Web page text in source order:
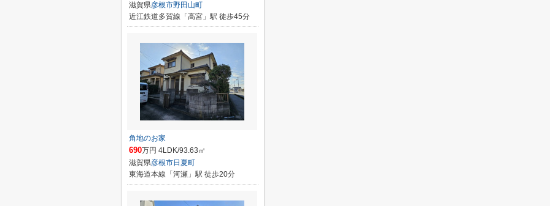
滋賀県彦根市野田山町
近江鉄道多賀線「高宮」駅 徒歩45分
角地のお家
690万円 4LDK/93.63㎡
滋賀県彦根市日夏町
東海道本線「河瀬」駅 徒歩20分